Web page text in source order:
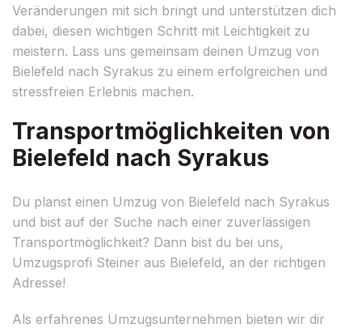
Veränderungen mit sich bringt und unterstützen dich
dabei, diesen wichtigen Schritt mit Leichtigkeit zu
meistern. Lass uns gemeinsam deinen Umzug von
Bielefeld nach Syrakus zu einem erfolgreichen und
stressfreien Erlebnis machen.
Transportmöglichkeiten von
Bielefeld nach Syrakus
Du planst einen Umzug von Bielefeld nach Syrakus
und bist auf der Suche nach einer zuverlässigen
Transportmöglichkeit? Dann bist du bei uns,
Umzugsprofi Steiner aus Bielefeld, an der richtigen
Adresse!
Als erfahrenes Umzugsunternehmen bieten wir dir